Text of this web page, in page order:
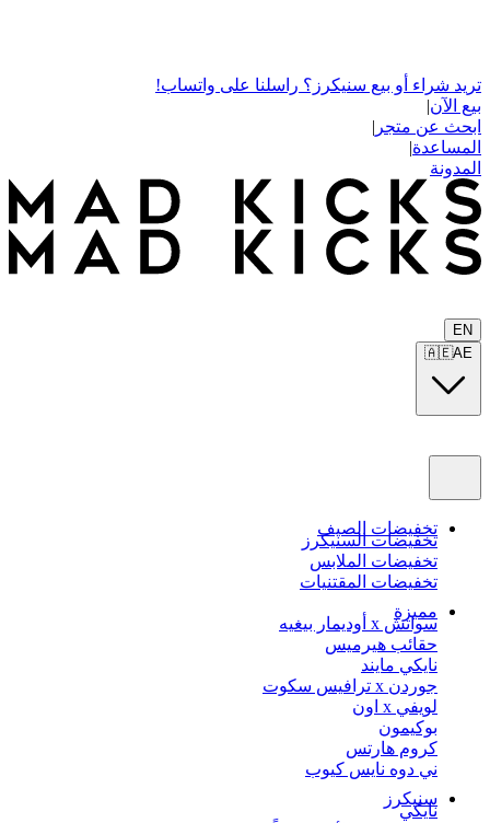
تريد شراء أو بيع سنيكرز؟ راسلنا على واتساب!
بيع الآن|
ابحث عن متجر |
المساعدة|
المدونة
EN
🇦🇪AE
تخفيضات الصيف
تخفيضات السنيكرز
تخفيضات الملابس
تخفيضات المقتنيات
مميزة
سواتش x أوديمار بيغيه
حقائب هيرميس
نايكي مايند
جوردن x ترافيس سكوت
لويفي x اون
بوكيمون
كروم هارتس
ني دوه نايس كيوب
سنيكرز
نايكي